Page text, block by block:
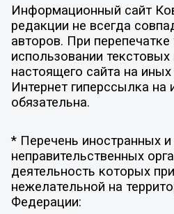
Информационный сайт
редакции не всегда
авторов. При
использовании
настоящего сайта на иных
Интернет гиперссылка на
обязательна.
* Перечень иностранных
неправительственных
деятельность которых
нежелательной на
Федерации: